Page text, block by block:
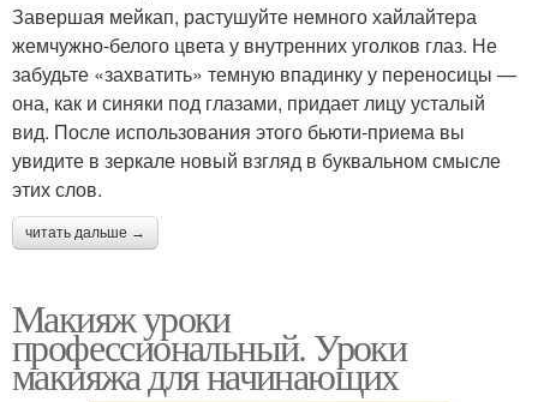
Завершая мейкап, растушуйте немного хайлайтера
жемчужно-белого цвета у внутренних уголков глаз. Не
забудьте «захватить» темную впадинку у переносицы —
она, как и синяки под глазами, придает лицу усталый
вид. После использования этого бьюти-приема вы
увидите в зеркале новый взгляд в буквальном смысле
этих слов.
читать дальше →
Макияж уроки
профессиональный. Уроки
макияжа для начинающих